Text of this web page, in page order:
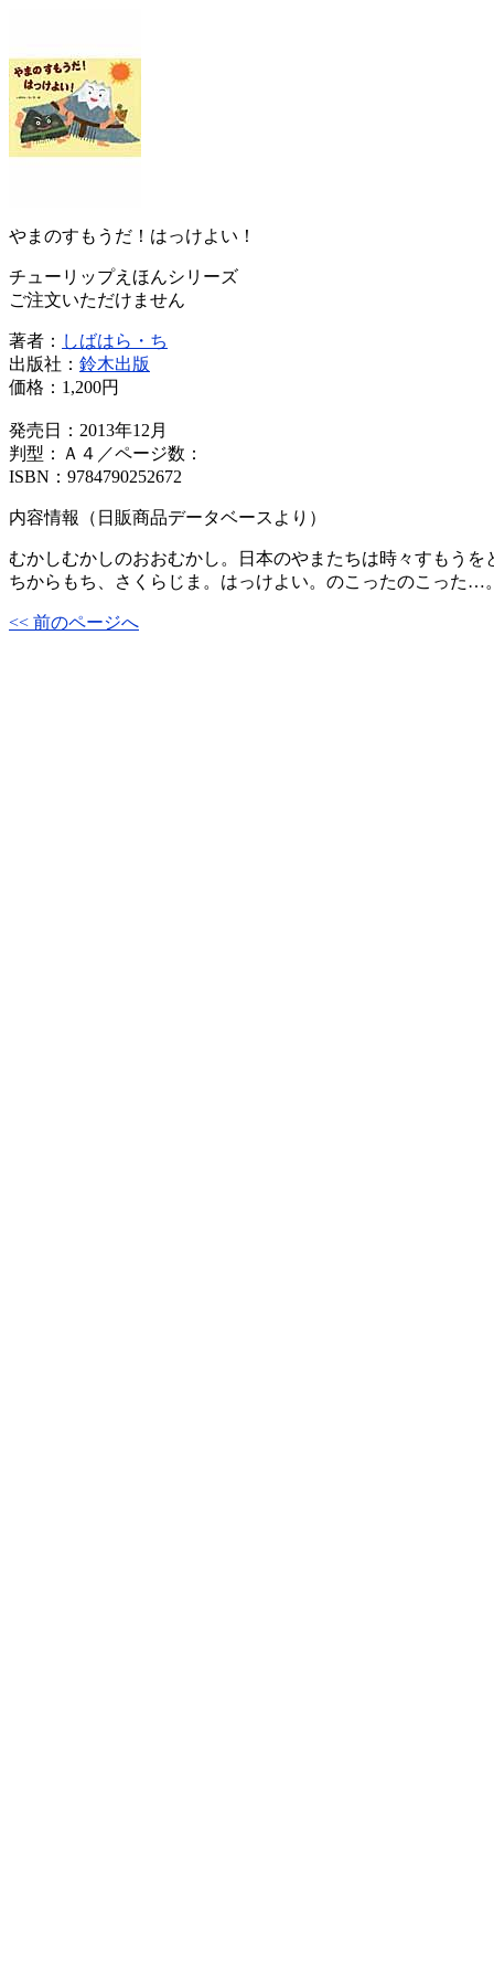
やまのすもうだ！はっけよい！
チューリップえほんシリーズ
ご注文いただけません
著者： しばはら・ち
出版社： 鈴木出版
価格： 1,200円
発売日：2013年12月
判型：Ａ４／ページ数：
ISBN：9784790252672
内容情報（日販商品データベースより）
むかしむかしのおおむかし。日本のやまたちは時々すもう
ちからもち、さくらじま。はっけよい。のこったのこった…
<< 前のページへ